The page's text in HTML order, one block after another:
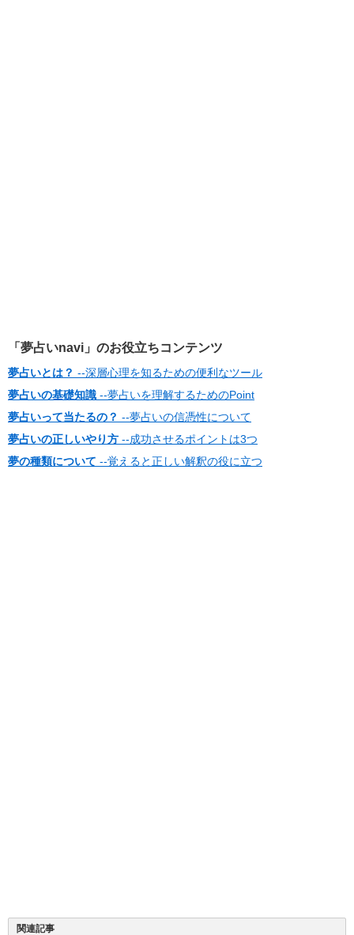
「夢占いnavi」のお役立ちコンテンツ
夢占いとは？ --深層心理を知るための便利なツール
夢占いの基礎知識 --夢占いを理解するためのPoint
夢占いって当たるの？ --夢占いの信憑性について
夢占いの正しいやり方 --成功させるポイントは3つ
夢の種類について --覚えると正しい解釈の役に立つ
関連記事